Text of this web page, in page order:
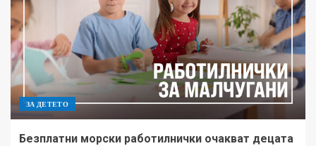
ЗА ДЕТЕТО
Безплатни морски работилнички очакват децата